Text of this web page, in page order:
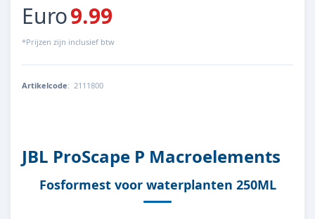
Euro9.99
*Prijzen zijn inclusief btw
Artikelcode: 2111800
JBL ProScape P Macroelements
Fosformest voor waterplanten 250ML